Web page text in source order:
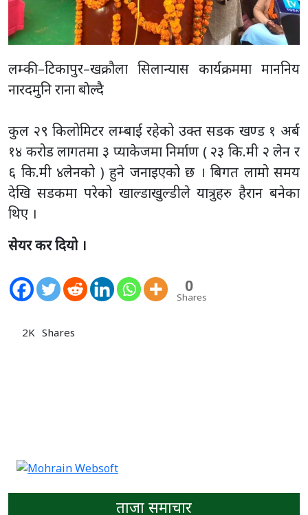
लम्की–टिकापुर–खक्रौला सिलान्यास कार्यक्रममा माननिय
नारदमुनि राना बाेल्दै
कुल २९ किलोमिटर लम्बाई रहेको उक्त सडक खण्ड १ अर्ब
१४ करोड लागतमा ३ प्याकेजमा निर्माण ( २३ कि.मी २ लेन र
६ कि.मी ४लेनको ) हुने जनाइएको छ । बिगत लामो समय
देखि सडकमा परेको खाल्डाखुल्डीले यात्रुहरु हैरान बनेका
थिए ।
सेयर कर दियो ।
0
Shares
2K Shares
ताजा समाचार